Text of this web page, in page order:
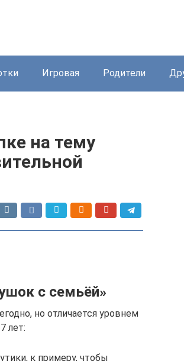
Игровая Родители
на тему
с семьёй»
но отличается уровнем
лет:
к примеру, чтобы